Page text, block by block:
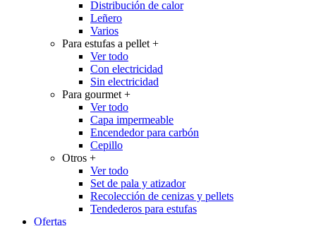
Distribución de calor
Leñero
Varios
Para estufas a pellet +
Ver todo
Con electricidad
Sin electricidad
Para gourmet +
Ver todo
Capa impermeable
Encendedor para carbón
Cepillo
Otros +
Ver todo
Set de pala y atizador
Recolección de cenizas y pellets
Tendederos para estufas
Ofertas